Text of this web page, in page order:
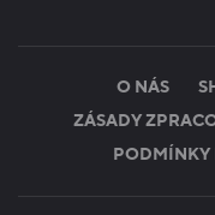
O NÁS
ZÁSADY
PODMÍNKY